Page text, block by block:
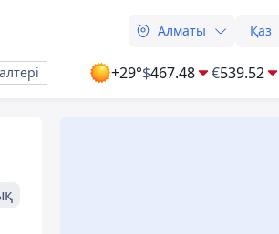
Алматы Қаз
+29°$467.48 €539.52